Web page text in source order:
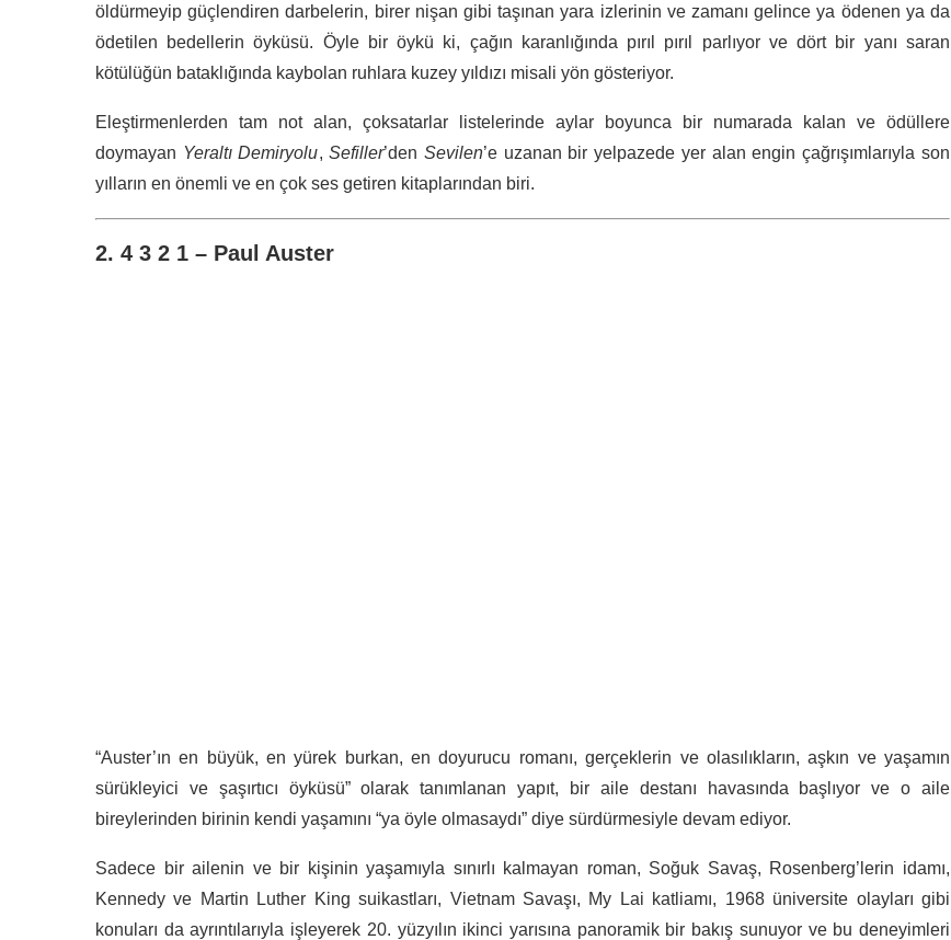
öldürmeyip güçlendiren darbelerin, birer nişan gibi taşınan yara izlerinin ve zamanı gelince ya ödenen ya da
ödetilen bedellerin öyküsü. Öyle bir öykü ki, çağın karanlığında pırıl pırıl parlıyor ve dört bir yanı saran
kötülüğün bataklığında kaybolan ruhlara kuzey yıldızı misali yön gösteriyor.
Eleştirmenlerden tam not alan, çoksatarlar listelerinde aylar boyunca bir numarada kalan ve ödüllere
doymayan Yeraltı Demiryolu,Sefiller’den Sevilen’e uzanan bir yelpazede yer alan engin çağrışımlarıyla son
yılların en önemli ve en çok ses getiren kitaplarından biri.
2. 4 3 2 1 – Paul Auster
“Auster’ın en büyük, en yürek burkan, en doyurucu romanı, gerçeklerin ve olasılıkların, aşkın ve yaşamın
sürükleyici ve şaşırtıcı öyküsü” olarak tanımlanan yapıt, bir aile destanı havasında başlıyor ve o aile
bireylerinden birinin kendi yaşamını “ya öyle olmasaydı” diye sürdürmesiyle devam ediyor.
Sadece bir ailenin ve bir kişinin yaşamıyla sınırlı kalmayan roman, Soğuk Savaş, Rosenberg’lerin idamı,
Kennedy ve Martin Luther King suikastları, Vietnam Savaşı, My Lai katliamı, 1968 üniversite olayları gibi
konuları da ayrıntılarıyla işleyerek 20. yüzyılın ikinci yarısına panoramik bir bakış sunuyor ve bu deneyimleri